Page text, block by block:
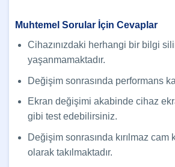
Muhtemel Sorular İçin Cevaplar
Cihazınızdaki herhangi bir bilgi
yaşanmamaktadır.
Değişim sonrasında performans
Ekran değişimi akabinde cihaz
gibi test edebilirsiniz.
Değişim sonrasında kırılmaz cam
olarak takılmaktadır.